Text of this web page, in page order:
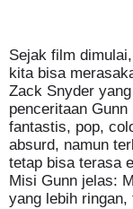
Sejak film
kita bisa
Zack Snyder
penceritaan
fantastis, pop,
absurd, namun
tetap bisa terasa
Misi Gunn jelas:
yang lebih